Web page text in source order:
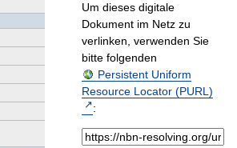
Um dieses digitale
Dokument im Netz zu
verlinken, verwenden Sie
bitte folgenden
Persistent Uniform
Resource Locator (PURL)
: